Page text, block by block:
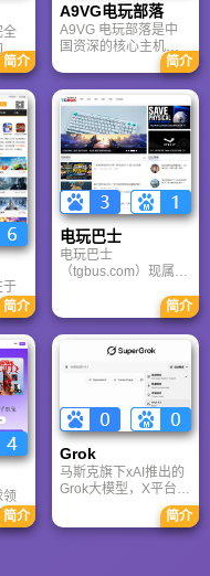
全
高
提
电
盖
朋
持
，
平
简介
A9VG电玩部落
A9VG 电玩部落是中
国资深的核心主机游
戏玩家社区。网站以
论坛为核心，提供全
面的主机游戏资讯、
攻略和资料库，覆盖
PlayStation、Xbox、
Switch 等全平台。凭
借其深厚的历史积淀
和活跃的用户群体，
A9VG 成为硬核玩家
交流心得、分享攻略
的首选平台之一。
简介
于
门
为
、
攻
内
批
简介
电玩巴士
电玩巴士
（tgbus.com）现属于
注于解决游戏用户需
求的综合性游戏门户
网站，电玩巴士是一
个全面的综合性游戏
门户，专注于为全球
玩家提供主机、PC及
移动端游戏的全方位
资讯。
简介
平
作
简介
Grok
马斯克旗下xAI推出的
Grok大模型，X平台实
时数据整合与多智能
体协作的核心优势。
针对其中文能力、隐
简介